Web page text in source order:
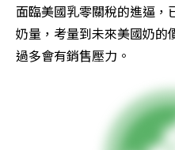
面臨美國乳零關稅的進逼，
奶量，考量到未來美國奶的
過多會有銷售壓力。